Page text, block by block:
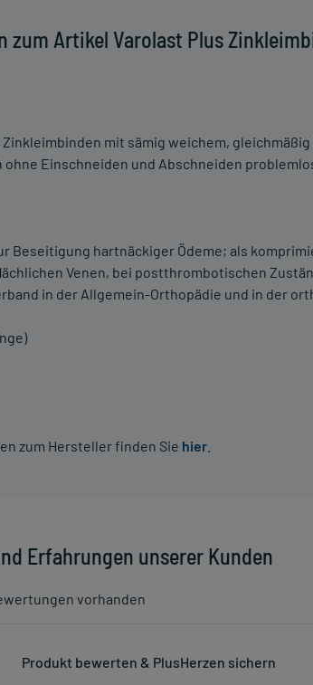
Artikel Varolast Plus
mit sämig weichem,
Einschneiden und Abschneiden
Beseitigung hartnäckiger Ödeme; als
Venen, bei postthrombotischen
in der Allgemein-Orthopädie und in der
zum Hersteller finden Sie hier
Erfahrungen unserer Kunden
vorhanden
Produkt bewerten & PlusHerzen sichern